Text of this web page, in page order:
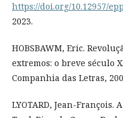
https://doi.org/10.12957/
2023.
HOBSBAWM, Eric.
extremos: o breve século
Companhia das Letras,
LYOTARD, Jean-François.